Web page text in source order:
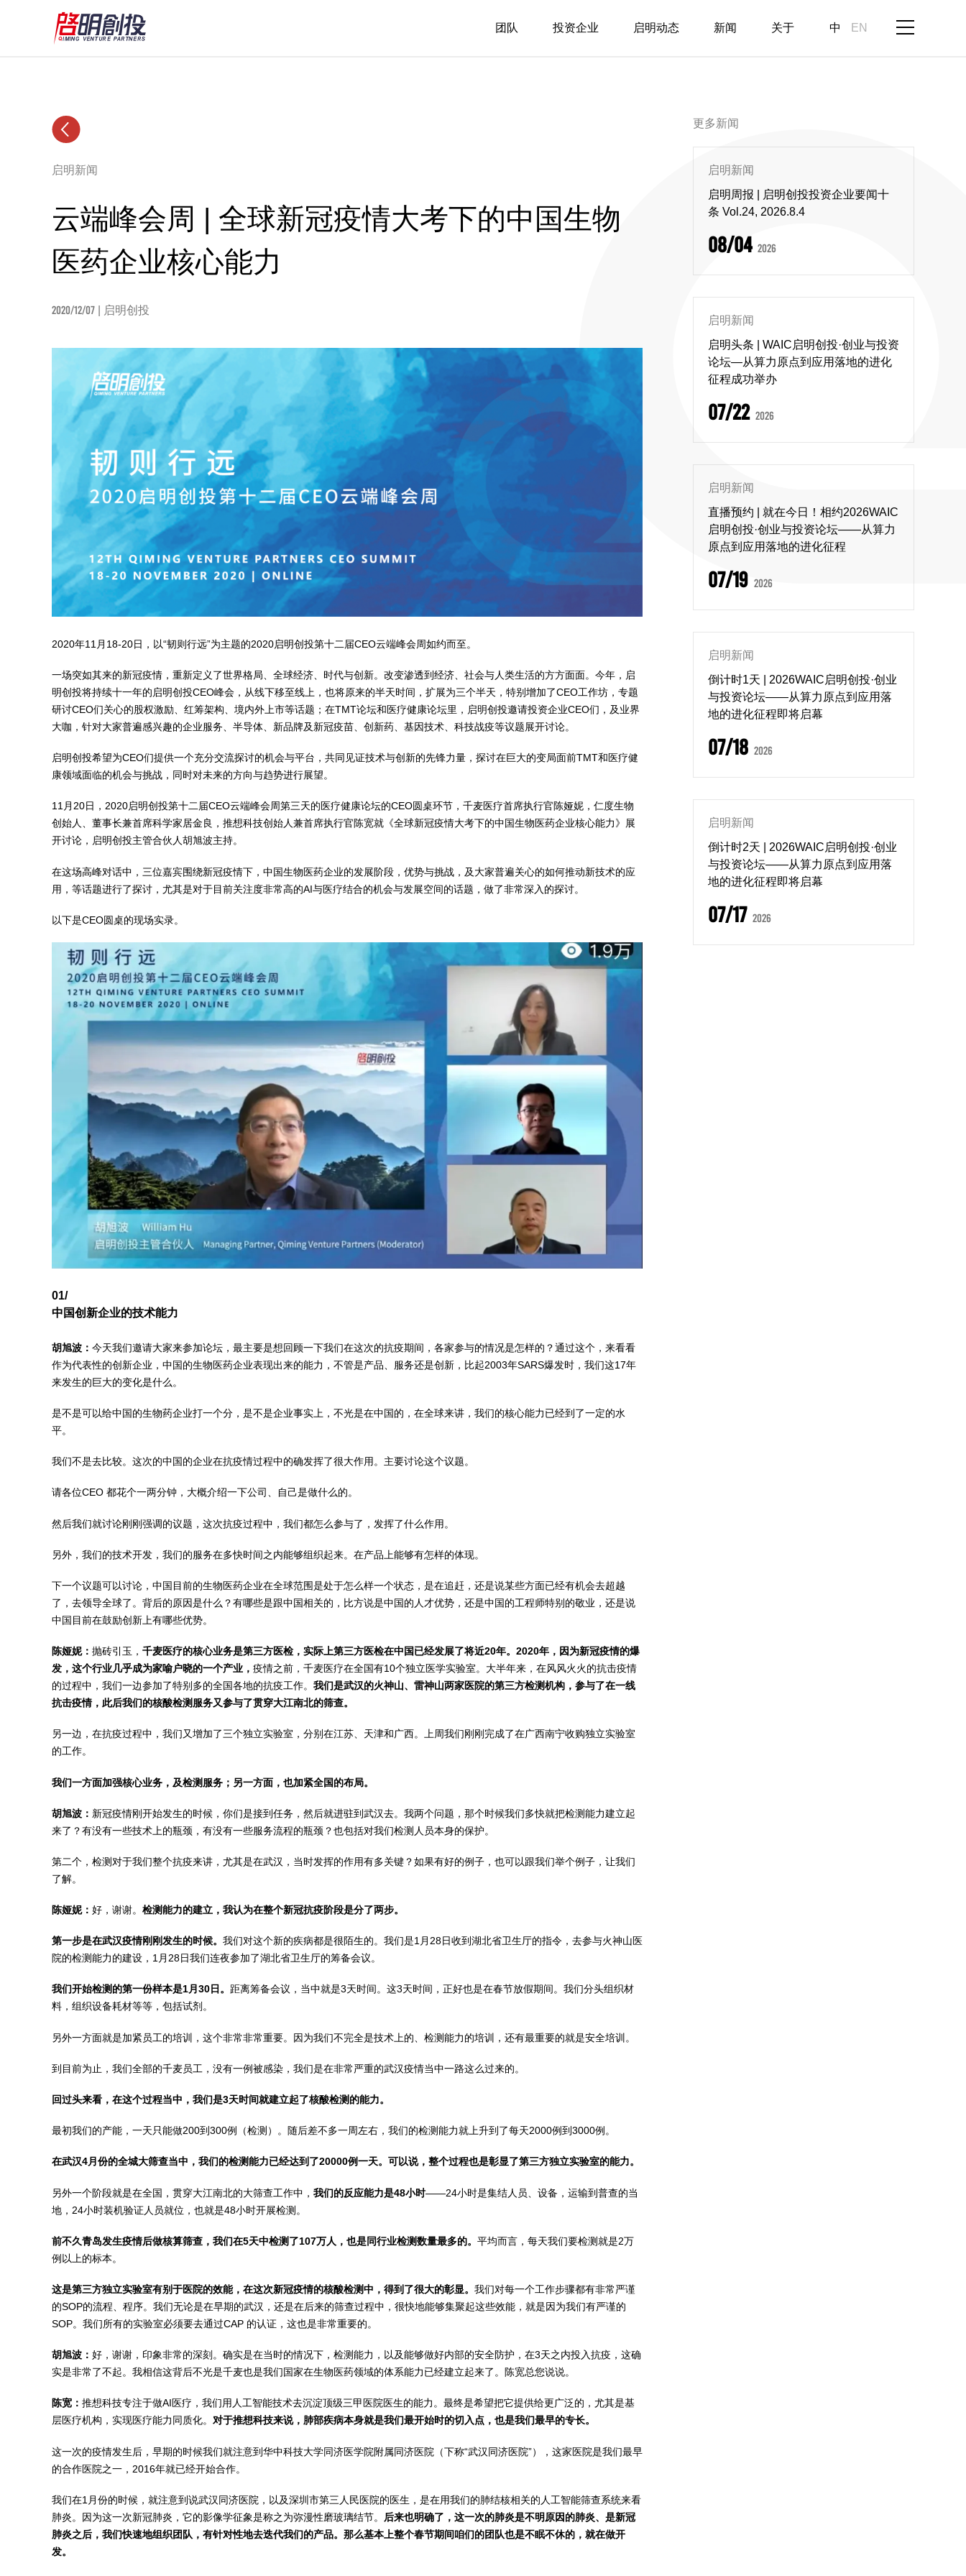
中 EN
团队 投资企业 启明动态 新闻 关于
启明新闻
云端峰会周 | 全球新冠疫情大考下的中国生物
医药企业核心能力
2020/12/07 | 启明创投
2020年11月18-20日，以“韧则行远”为主题的2020启明创投第十二届CEO云端峰会周如约而至。
一场突如其来的新冠疫情，重新定义了世界格局、全球经济、时代与创新。改变渗透到经济、社会与人类生活的方方面面。今年，启
明创投将持续十一年的启明创投CEO峰会，从线下移至线上，也将原来的半天时间，扩展为三个半天，特别增加了CEO工作坊，专题
研讨CEO们关心的股权激励、红筹架构、境内外上市等话题；在TMT论坛和医疗健康论坛里，启明创投邀请投资企业CEO们，及业界
大咖，针对大家普遍感兴趣的企业服务、半导体、新品牌及新冠疫苗、创新药、基因技术、科技战疫等议题展开讨论。
启明创投希望为CEO们提供一个充分交流探讨的机会与平台，共同见证技术与创新的先锋力量，探讨在巨大的变局面前TMT和医疗健
康领域面临的机会与挑战，同时对未来的方向与趋势进行展望。
11月20日，2020启明创投第十二届CEO云端峰会周第三天的医疗健康论坛的CEO圆桌环节，千麦医疗首席执行官陈娅妮，仁度生物
创始人、董事长兼首席科学家居金良，推想科技创始人兼首席执行官陈宽就《全球新冠疫情大考下的中国生物医药企业核心能力》展
开讨论，启明创投主管合伙人胡旭波主持。
在这场高峰对话中，三位嘉宾围绕新冠疫情下，中国生物医药企业的发展阶段，优势与挑战，及大家普遍关心的如何推动新技术的应
用，等话题进行了探讨，尤其是对于目前关注度非常高的AI与医疗结合的机会与发展空间的话题，做了非常深入的探讨。
以下是CEO圆桌的现场实录。
01/
中国创新企业的技术能力
胡旭波： 今天我们邀请大家来参加论坛，最主要是想回顾一下我们在这次的抗疫期间，各家参与的情况是怎样的？通过这个，来看看
作为代表性的创新企业，中国的生物医药企业表现出来的能力，不管是产品、服务还是创新，比起2003年SARS爆发时，我们这17年
来发生的巨大的变化是什么。
是不是可以给中国的生物药企业打一个分，是不是企业事实上，不光是在中国的，在全球来讲，我们的核心能力已经到了一定的水
平。
我们不是去比较。这次的中国的企业在抗疫情过程中的确发挥了很大作用。主要讨论这个议题。
请各位CEO 都花个一两分钟，大概介绍一下公司、自己是做什么的。
然后我们就讨论刚刚强调的议题，这次抗疫过程中，我们都怎么参与了，发挥了什么作用。
另外，我们的技术开发，我们的服务在多快时间之内能够组织起来。在产品上能够有怎样的体现。
下一个议题可以讨论，中国目前的生物医药企业在全球范围是处于怎么样一个状态，是在追赶，还是说某些方面已经有机会去超越
了，去领导全球了。背后的原因是什么？有哪些是跟中国相关的，比方说是中国的人才优势，还是中国的工程师特别的敬业，还是说
中国目前在鼓励创新上有哪些优势。
陈娅妮： 抛砖引玉， 千麦医疗的核心业务是第三方医检，实际上第三方医检在中国已经发展了将近20年。2020年，因为新冠疫情的爆
发，这个行业几乎成为家喻户晓的一个产业， 疫情之前，千麦医疗在全国有10个独立医学实验室。大半年来，在风风火火的抗击疫情
的过程中，我们一边参加了特别多的全国各地的抗疫工作。 我们是武汉的火神山、雷神山两家医院的第三方检测机构，参与了在一线
抗击疫情，此后我们的核酸检测服务又参与了贯穿大江南北的筛查。
另一边，在抗疫过程中，我们又增加了三个独立实验室，分别在江苏、天津和广西。上周我们刚刚完成了在广西南宁收购独立实验室
的工作。
我们一方面加强核心业务，及检测服务；另一方面，也加紧全国的布局。
胡旭波： 新冠疫情刚开始发生的时候，你们是接到任务，然后就进驻到武汉去。我两个问题，那个时候我们多快就把检测能力建立起
来了？有没有一些技术上的瓶颈，有没有一些服务流程的瓶颈？也包括对我们检测人员本身的保护。
第二个，检测对于我们整个抗疫来讲，尤其是在武汉，当时发挥的作用有多关键？如果有好的例子，也可以跟我们举个例子，让我们
了解。
陈娅妮： 好，谢谢。 检测能力的建立，我认为在整个新冠抗疫阶段是分了两步。
第一步是在武汉疫情刚刚发生的时候。 我们对这个新的疾病都是很陌生的。我们是1月28日收到湖北省卫生厅的指令，去参与火神山医
院的检测能力的建设，1月28日我们连夜参加了湖北省卫生厅的筹备会议。
我们开始检测的第一份样本是1月30日。 距离筹备会议，当中就是3天时间。这3天时间，正好也是在春节放假期间。我们分头组织材
料，组织设备耗材等等，包括试剂。
另外一方面就是加紧员工的培训，这个非常非常重要。因为我们不完全是技术上的、检测能力的培训，还有最重要的就是安全培训。
到目前为止，我们全部的千麦员工，没有一例被感染，我们是在非常严重的武汉疫情当中一路这么过来的。
回过头来看，在这个过程当中，我们是3天时间就建立起了核酸检测的能力。
最初我们的产能，一天只能做200到300例（检测）。随后差不多一周左右，我们的检测能力就上升到了每天2000例到3000例。
在武汉4月份的全城大筛查当中，我们的检测能力已经达到了20000例一天。可以说，整个过程也是彰显了第三方独立实验室的能力。
另外一个阶段就是在全国，贯穿大江南北的大筛查工作中， 我们的反应能力是48小时——24小时是集结人员、设备，运输到普查的当
地，24小时装机验证人员就位，也就是48小时开展检测。
前不久青岛发生疫情后做核算筛查，我们在5天中检测了107万人，也是同行业检测数量最多的。 平均而言，每天我们要检测就是2万
例以上的标本。
这是第三方独立实验室有别于医院的效能，在这次新冠疫情的核酸检测中，得到了很大的彰显。 我们对每一个工作步骤都有非常严谨
的SOP的流程、程序。我们无论是在早期的武汉，还是在后来的筛查过程中，很快地能够集聚起这些效能，就是因为我们有严谨的
SOP。我们所有的实验室必须要去通过CAP 的认证，这也是非常重要的。
胡旭波： 好，谢谢，印象非常的深刻。确实是在当时的情况下，检测能力，以及能够做好内部的安全防护，在3天之内投入抗疫，这确
实是非常了不起。我相信这背后不光是千麦也是我们国家在生物医药领域的体系能力已经建立起来了。陈宽总您说说。
陈宽： 推想科技专注于做AI医疗，我们用人工智能技术去沉淀顶级三甲医院医生的能力。最终是希望把它提供给更广泛的，尤其是基
层医疗机构，实现医疗能力同质化。 对于推想科技来说，肺部疾病本身就是我们最开始时的切入点，也是我们最早的专长。
这一次的疫情发生后，早期的时候我们就注意到华中科技大学同济医学院附属同济医院（下称“武汉同济医院”），这家医院是我们最早
的合作医院之一，2016年就已经开始合作。
我们在1月份的时候，就注意到说武汉同济医院，以及深圳市第三人民医院的医生，是在用我们的肺结核相关的人工智能筛查系统来看
肺炎。因为这一次新冠肺炎，它的影像学征象是称之为弥漫性磨玻璃结节。
后来也明确了，这一次的肺炎是不明原因的肺炎、是新冠
肺炎之后，我们快速地组织团队，有针对性地去迭代我们的产品。那么基本上整个春节期间咱们的团队也是不眠不休的，就在做开
发。
更多新闻
启明新闻
启明周报 | 启明创投投资企业要闻十
条 Vol.24, 2026.8.4
08/04 2026
启明新闻
启明头条 | WAIC启明创投·创业与投资
论坛—从算力原点到应用落地的进化
征程成功举办
07/22 2026
启明新闻
直播预约 | 就在今日！相约2026WAIC
启明创投·创业与投资论坛——从算力
原点到应用落地的进化征程
07/19 2026
启明新闻
倒计时1天 | 2026WAIC启明创投·创业
与投资论坛——从算力原点到应用落
地的进化征程即将启幕
07/18 2026
启明新闻
倒计时2天 | 2026WAIC启明创投·创业
与投资论坛——从算力原点到应用落
地的进化征程即将启幕
07/17 2026